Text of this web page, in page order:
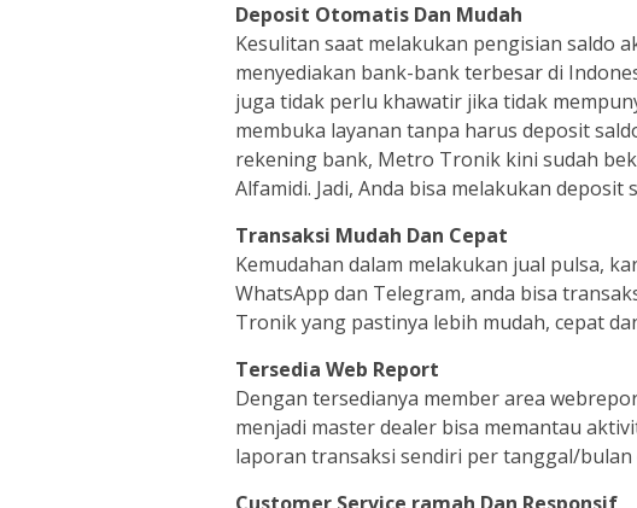
Deposit Otomatis Dan Mudah
Kesulitan saat melakukan pengisian saldo
menyediakan bank-bank terbesar di
juga tidak perlu khawatir jika tidak
membuka layanan tanpa harus deposit
rekening bank, Metro Tronik kini sudah
Alfamidi. Jadi, Anda bisa melakukan deposit
Transaksi Mudah Dan Cepat
Kemudahan dalam melakukan jual pulsa,
WhatsApp dan Telegram, anda bisa
Tronik yang pastinya lebih mudah, cepat
Tersedia Web Report
Dengan tersedianya member area
menjadi master dealer bisa memantau
laporan transaksi sendiri per tanggal/bulan